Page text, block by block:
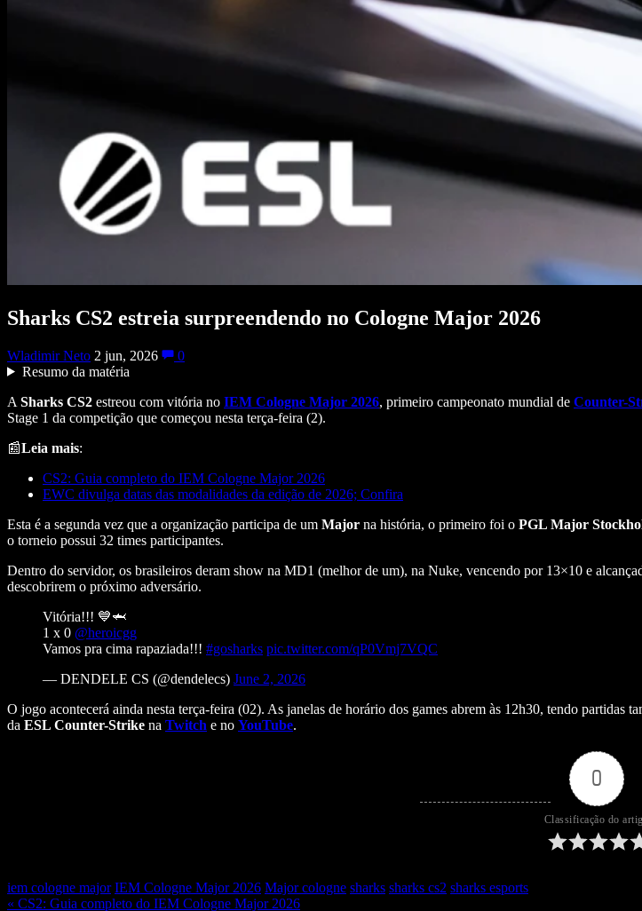
Sharks CS2 estreia surpreendendo no Cologne Major 2026
Wladimir Neto 2 jun, 2026
0
Resumo da matéria
A Sharks CS2 estreou com vitória no IEM Cologne Major 2026, primeiro campeonato mundial de Counter-
Stage 1 da competição que começou nesta terça-feira (2).
📰Leia mais:
CS2: Guia completo do IEM Cologne Major 2026
EWC divulga datas das modalidades da edição de 2026; Confira
Esta é a segunda vez que a organização participa de um Major na história, o primeiro foi o PGL Major
o torneio possui 32 times participantes.
Dentro do servidor, os brasileiros deram show na MD1 (melhor de um), na Nuke, vencendo por 13×10 e
descobrirem o próximo adversário.
Vitória!!! 💙🦈
1 x 0 @heroicgg
Vamos pra cima rapaziada!!! #gosharks pic.twitter.com/qP0Vmj7VQC
— DENDELE CS (@dendelecs) June 2, 2026
O jogo acontecerá ainda nesta terça-feira (02). As janelas de horário dos games abrem às 12h30, tendo
da ESL Counter-Strike na Twitch e no YouTube.
0
Classificação do
iem cologne major IEM Cologne Major 2026 Major cologne sharks sharks cs2 sharks esports
« CS2: Guia completo do IEM Cologne Major 2026